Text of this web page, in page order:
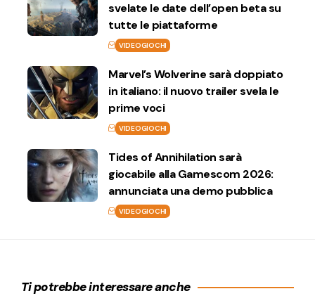
svelate le date dell’open beta su
tutte le piattaforme
VIDEOGIOCHI
Marvel’s Wolverine sarà doppiato
in italiano: il nuovo trailer svela le
prime voci
VIDEOGIOCHI
Tides of Annihilation sarà
giocabile alla Gamescom 2026:
annunciata una demo pubblica
VIDEOGIOCHI
Ti potrebbe interessare anche